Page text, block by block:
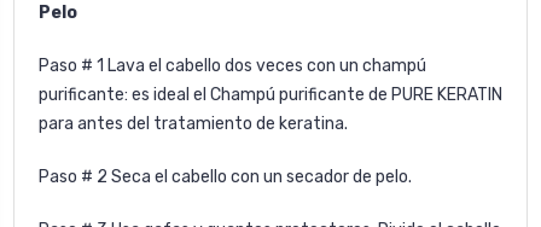
Pelo
Paso # 1 Lava el cabello dos veces con un champú
purificante: es ideal el Champú purificante de PURE KERATIN
para antes del tratamiento de keratina.
Paso # 2 Seca el cabello con un secador de pelo.